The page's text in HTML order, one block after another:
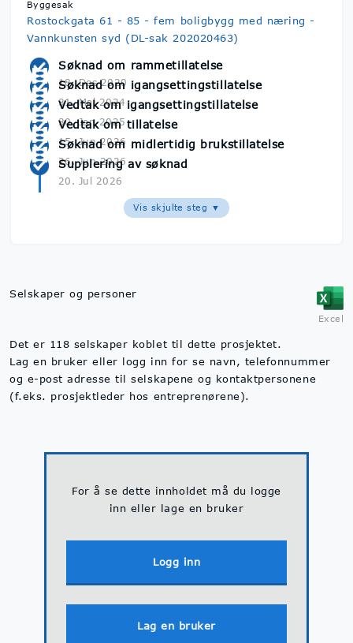
Byggesak
Rostockgata 61 - 85 - fem boligbygg med næring -
Vannkunsten syd (DL-sak 202020463)
Søknad om rammetillatelse
18. Des 2020
Søknad om igangsettingstillatelse
31. Mai 2024
Vedtak om igangsettingstillatelse
30. Jan 2025
Vedtak om tillatelse
15. Jun 2026
Søknad om midlertidig brukstillatelse
26. Jun 2026
Supplering av søknad
20. Jul 2026
Vis skjulte steg ▼
Selskaper og personer
Excel
Det er 118 selskaper koblet til dette prosjektet.
Lag en bruker eller logg inn for se navn, telefonnummer
og e-post adresse til selskapene og kontaktpersonene
(f.eks. prosjektleder hos entreprenørene).
For å se dette innholdet må du logge
inn eller lage en bruker
Logg inn
Lag en bruker